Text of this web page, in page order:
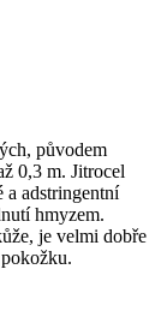
původem
0,3 m. Jitrocel
adstringentní
hmyzem.
je velmi dobře